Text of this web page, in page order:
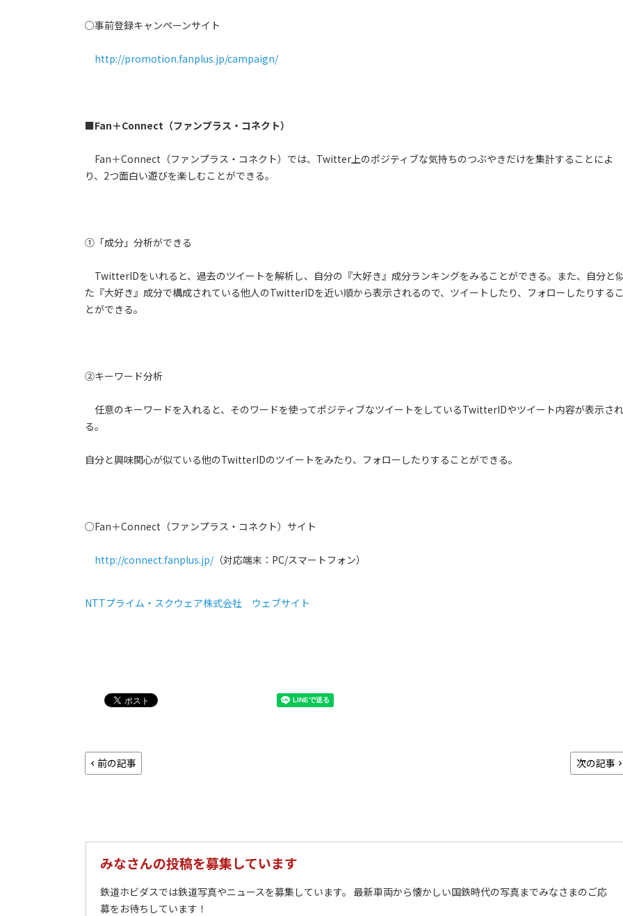
○事前登録キャンペーンサイト
http://promotion.fanplus.jp/campaign/
■Fan＋Connect（ファンプラス・コネクト）
Fan＋Connect（ファンプラス・コネクト）では、Twitter上のポジティブな気持ちのつぶやきだけを集計することによ
り、2つ面白い遊びを楽しむことができる。
①「成分」分析ができる
TwitterIDをいれると、過去のツイートを解析し、自分の『大好き』成分ランキングをみることができる。また、自分と
た『大好き』成分で構成されている他人のTwitterIDを近い順から表示されるので、ツイートしたり、フォローしたりするこ
とができる。
②キーワード分析
任意のキーワードを入れると、そのワードを使ってポジティブなツイートをしているTwitterIDやツイート内容が表示され
る。
自分と興味関心が似ている他のTwitterIDのツイートをみたり、フォローしたりすることができる。
○Fan＋Connect（ファンプラス・コネクト）サイト
http://connect.fanplus.jp/（対応端末：PC/スマートフォン）
NTTプライム・スクウェア株式会社 ウェブサイト
前の記事 次の記事
みなさんの投稿を募集しています
鉄道ホビダスでは鉄道写真やニュースを募集しています。 最新車両から懐かしい国鉄時代の写真までみなさまのご応
募をお待ちしています！